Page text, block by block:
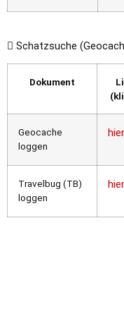
Schatzsuche
Dokument
Geocache
loggen
hier
Travelbug (TB)
loggen
hier